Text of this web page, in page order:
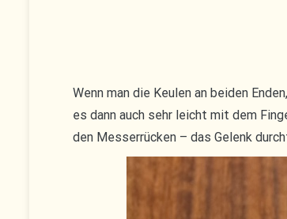
Wenn man die Keulen an beiden
es dann auch sehr leicht mit dem
den Messerrücken – das Gelenk